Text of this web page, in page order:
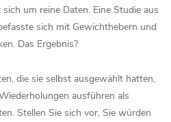
um reine Daten. Eine Studie aus
sich mit Gewichthebern und
Das Ergebnis?
die sie selbst ausgewählt hatten,
ausführen als
Stellen Sie sich vor, Sie würden